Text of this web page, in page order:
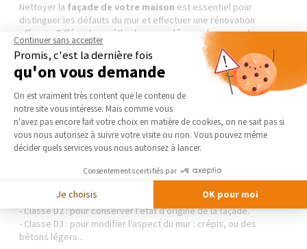
Nettoyer la façade de votre maison est essentiel pour
distinguer les défauts du mur et effectuer une rénovation
efficace. Différentes méthodes pour décaper les murs : le
gommage, le nettoyage à sec et le nettoyage par voie humide.
Entretien façade : protéger le mur et poser un enduit
Une fois lafaçadeassainie et traitée, il faut la protéger pour
faciliter son entretien. Vous pouvez faire poser des enduits qui
peuvent être ensuite peints pour obtenir un meilleur rendu
esthétique. Il existe trois classes d’enduit, en fonction
- Classe D1 : pour maintenir l’état de la façade et bloquer
l’infiltration d’eau. Adapté pour les murs en pierre ou en briques
apparentes
- Classe D2 : pour conserver l’état d’origine de la façade.
- Classe D3 : pour modifier l’aspect du mur : crépis, ou des
bétons légers...
Continuer sans accepter
Promis, c'est la dernière fois
qu'on vous demande
Plateforme de Gestion du
On est vraiment très content que le contenu de
notre site vous intéresse. Mais comme vous
n'avez pas encore fait votre choix en matière de cookies, on ne sait pas si
vous nous autorisez à suivre votre visite ou non. Vous pouvez même
décider quels services vous nous autorisez à lancer.
Consentements certifiés par
Je choisis OK pour moi
Axeptio consent